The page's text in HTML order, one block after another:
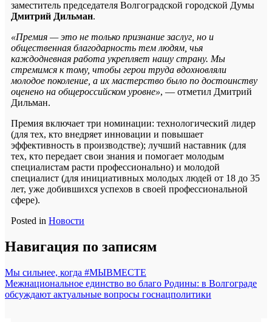
заместитель председателя Волгоградской городской Думы
Дмитрий Дильман.
«Премия — это не только признание заслуг, но и
общественная благодарность тем людям, чья
каждодневная работа укрепляет нашу страну. Мы
стремимся к тому, чтобы герои труда вдохновляли
молодое поколение, а их мастерство было по достоинству
оценено на общероссийском уровне», — отметил Дмитрий
Дильман.
Премия включает три номинации: технологический лидер
(для тех, кто внедряет инновации и повышает
эффективность в производстве); лучший наставник (для
тех, кто передает свои знания и помогает молодым
специалистам расти профессионально) и молодой
специалист (для инициативных молодых людей от 18 до 35
лет, уже добившихся успехов в своей профессиональной
сфере).
Posted in Новости
Навигация по записям
Мы сильнее, когда #МЫВМЕСТЕ
Межнациональное единство во благо Родины: в Волгограде
обсуждают актуальные вопросы госнацполитики